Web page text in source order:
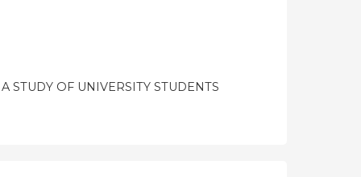
STUDY OF UNIVERSITY STUDENTS